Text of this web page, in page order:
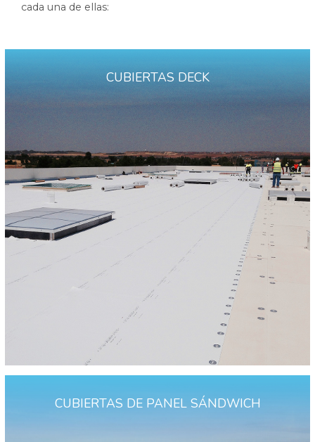
cada una de ellas:
CUBIERTAS DECK
CUBIERTAS DE PANEL SÁNDWICH